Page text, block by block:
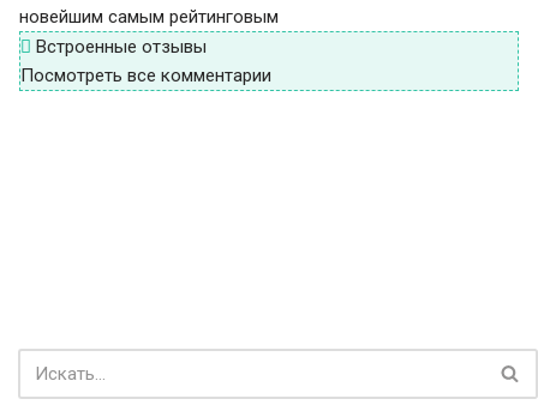
новейшим самым рейтинговым
Встроенные отзывы
Посмотреть все комментарии